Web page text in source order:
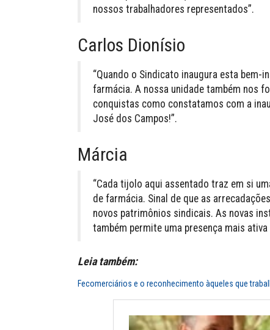
nossos trabalhadores representados”.
Carlos Dionísio
“Quando o Sindicato inaugura esta
farmácia. A nossa unidade também nos
conquistas como constatamos com a
José dos Campos!”.
Márcia
“Cada tijolo aqui assentado traz em si
de farmácia. Sinal de que as
novos patrimônios sindicais. As novas
também permite uma presença mais
Leia também:
Fecomerciários e o reconhecimento àqueles que